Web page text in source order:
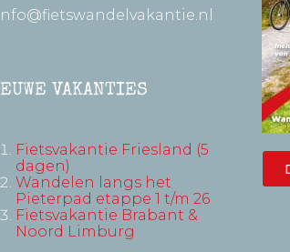
VAKANTIES
Fietsvakantie Friesland (5
dagen)
Wandelen langs het
Pieterpad etappe 1 t/m 26
Fietsvakantie Brabant &
Noord Limburg